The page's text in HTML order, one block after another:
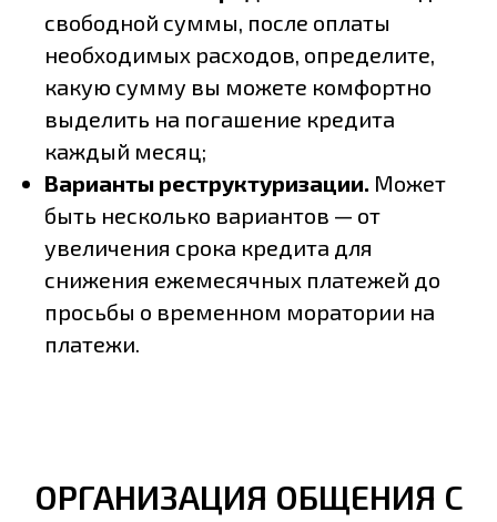
свободной суммы, после оплаты
необходимых расходов, определите,
какую сумму вы можете комфортно
выделить на погашение кредита
каждый месяц;
Варианты реструктуризации. Может
быть несколько вариантов — от
увеличения срока кредита для
снижения ежемесячных платежей до
просьбы о временном моратории на
платежи.
ОРГАНИЗАЦИЯ ОБЩЕНИЯ С